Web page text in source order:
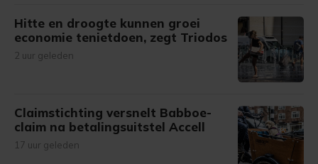
Hitte en droogte kunnen groei
economie tenietdoen, zegt Triodos
2 uur geleden
Claimstichting versnelt Babboe-
claim na betalingsuitstel Accell
17 uur geleden